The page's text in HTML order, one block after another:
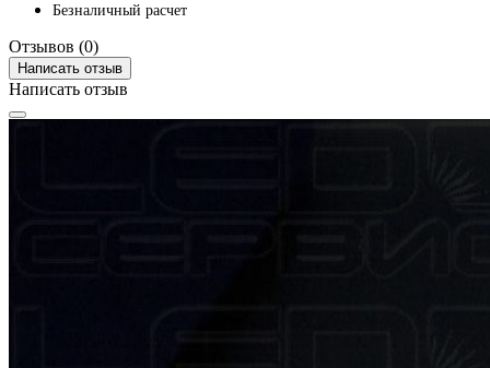
Безналичный расчет
Отзывов (0)
Написать отзыв
Написать отзыв